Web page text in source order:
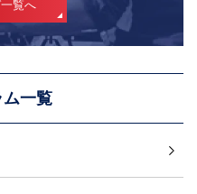
覧へ
ム一覧